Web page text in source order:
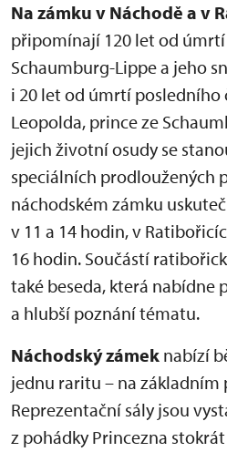
Na zámku v Náchodě a v
připomínají 120 let od
Schaumburg-Lippe a jeho
i 20 let od úmrtí posledního
Leopolda, prince ze
jejich životní osudy se
speciálních prodloužených
náchodském zámku
v 11 a 14 hodin, v
16 hodin. Součástí
také beseda, která nabídne
a hlubší poznání tématu.
Náchodský zámek nabízí
jednu raritu – na
Reprezentační sály jsou
z pohádky Princezna